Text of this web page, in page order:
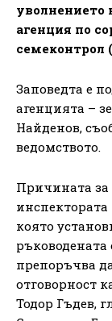
уволнението
агенция по
семеконтрол
Заповедта е
агенцията –
Найденов,
ведомството.
Причината за
която
препоръчва
отговорност
Тодор Гъдев,